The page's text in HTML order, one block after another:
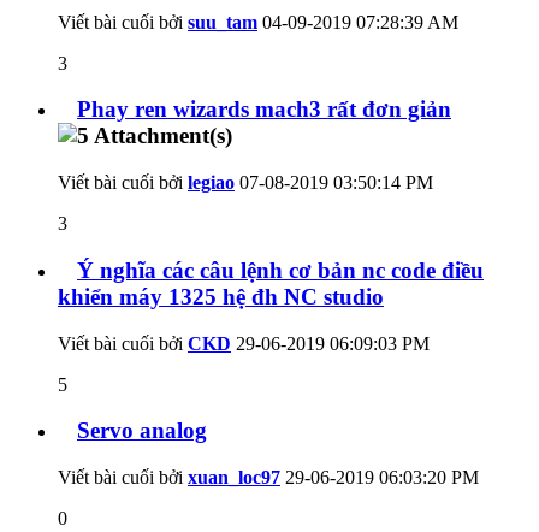
Viết bài cuối bởi suu_tam 04-09-2019 07:28:39 AM
3
Phay ren wizards mach3 rất đơn giản
Viết bài cuối bởi legiao 07-08-2019 03:50:14 PM
3
Ý nghĩa các câu lệnh cơ bản nc code điều
khiển máy 1325 hệ đh NC studio
Viết bài cuối bởi CKD 29-06-2019 06:09:03 PM
5
Servo analog
Viết bài cuối bởi xuan_loc97 29-06-2019 06:03:20 PM
0